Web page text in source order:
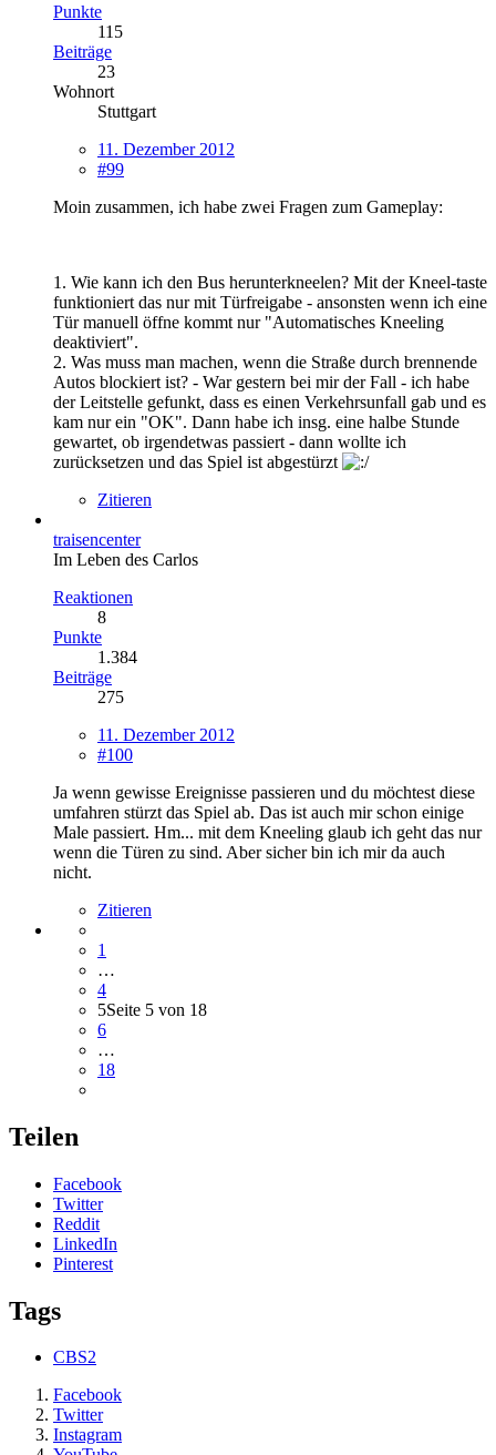
Punkte
115
Beiträge
23
Wohnort
Stuttgart
11. Dezember 2012
#99
Moin zusammen, ich habe zwei Fragen zum Gameplay:
1. Wie kann ich den Bus herunterkneelen? Mit der Kneel-taste
funktioniert das nur mit Türfreigabe - ansonsten wenn ich eine
Tür manuell öffne kommt nur "Automatisches Kneeling
deaktiviert".
2. Was muss man machen, wenn die Straße durch brennende
Autos blockiert ist? - War gestern bei mir der Fall - ich habe
der Leitstelle gefunkt, dass es einen Verkehrsunfall gab und es
kam nur ein "OK". Dann habe ich insg. eine halbe Stunde
gewartet, ob irgendetwas passiert - dann wollte ich
zurücksetzen und das Spiel ist abgestürzt
Zitieren
traisencenter
Im Leben des Carlos
Reaktionen
8
Punkte
1.384
Beiträge
275
11. Dezember 2012
#100
Ja wenn gewisse Ereignisse passieren und du möchtest diese
umfahren stürzt das Spiel ab. Das ist auch mir schon einige
Male passiert. Hm... mit dem Kneeling glaub ich geht das nur
wenn die Türen zu sind. Aber sicher bin ich mir da auch
nicht.
Zitieren
1
…
4
5Seite 5 von 18
6
…
18
Teilen
Facebook
Twitter
Reddit
LinkedIn
Pinterest
Tags
CBS2
Facebook
Twitter
Instagram